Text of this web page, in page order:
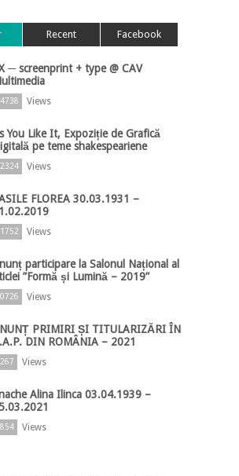
Recent Facebook
─ screenprint + type @ CAV
Views
You Like It, Expoziție de Grafică
pe teme shakespeariene
Views
FLOREA 30.03.1931 –
Views
participare la Salonul Național al
”Formă și Lumină – 2019”
Views
PRIMIRI ȘI TITULARIZĂRI ÎN
DIN ROMÂNIA – 2021
Views
Alina Ilinca 03.04.1939 –
Views